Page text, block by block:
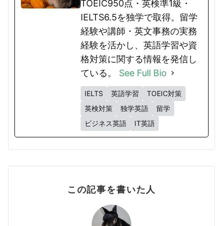
TOEIC950点・英検準1級・
IELTS6.5を独学で取得。留学
経験や講師・英文事務の実務
経験を活かし、英語学習や資
格対策に関する情報を発信し
ている。 See Full Bio
IELTS 英語学習
TOEIC対策
英検対策
独学英語
留学
ビジネス英語
IT英語
この記事を書いた人